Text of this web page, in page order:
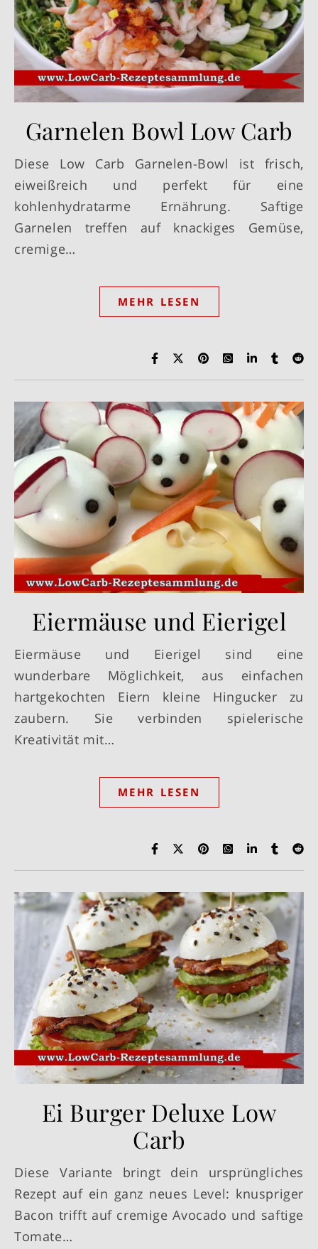
Garnelen Bowl Low Carb
Diese Low Carb Garnelen-Bowl ist frisch,
eiweißreich und perfekt für eine
kohlenhydratarme Ernährung. Saftige
Garnelen treffen auf knackiges Gemüse,
cremige…
MEHR LESEN
Eiermäuse und Eierigel
Eiermäuse und Eierigel sind eine
wunderbare Möglichkeit, aus einfachen
hartgekochten Eiern kleine Hingucker zu
zaubern. Sie verbinden spielerische
Kreativität mit…
MEHR LESEN
Ei Burger Deluxe Low
Carb
Diese Variante bringt dein ursprüngliches
Rezept auf ein ganz neues Level: knuspriger
Bacon trifft auf cremige Avocado und saftige
Tomate…